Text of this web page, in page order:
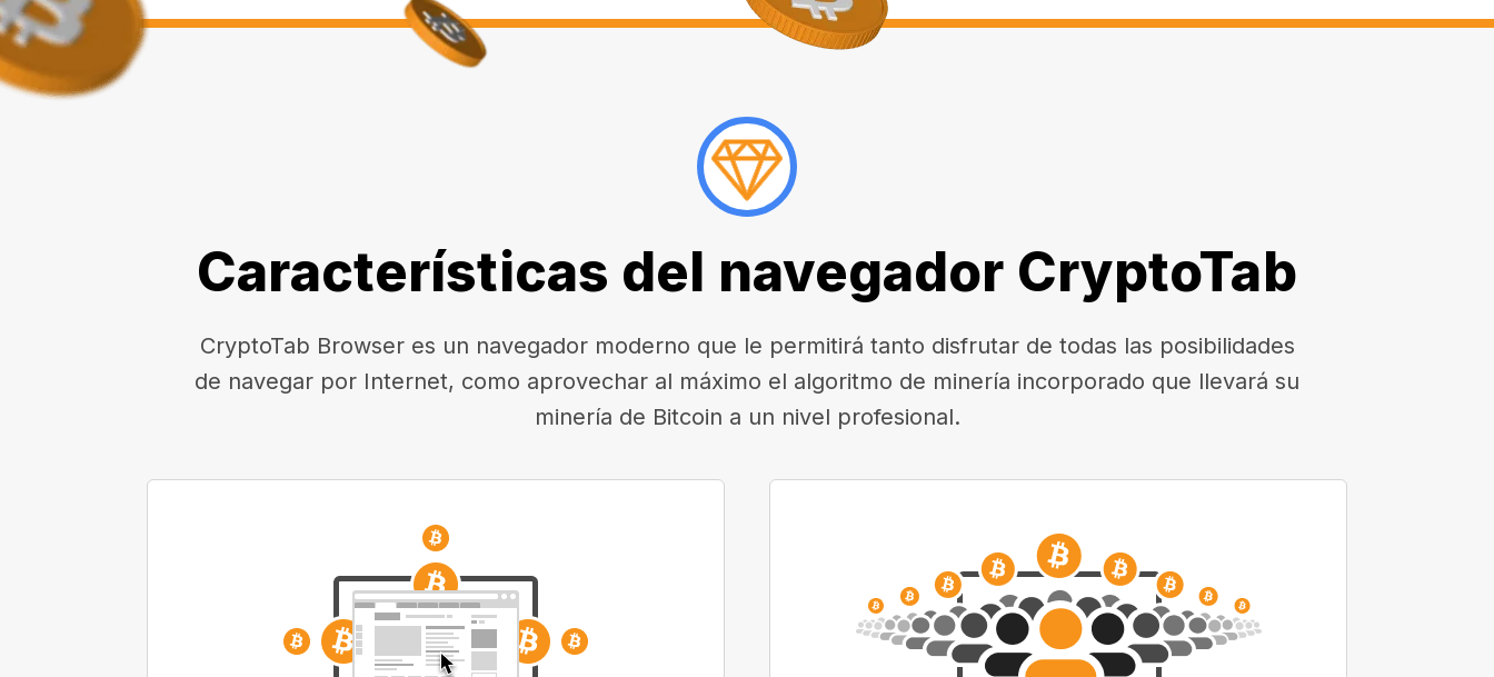
Características del navegador CryptoTab
CryptoTab Browser es un navegador moderno que le permitirá tanto disfrutar de todas las posibilidades
de navegar por Internet, como aprovechar al máximo el algoritmo de minería incorporado que llevará su
minería de Bitcoin a un nivel profesional.